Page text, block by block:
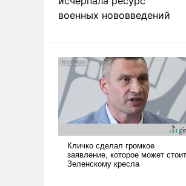
военных нововведений